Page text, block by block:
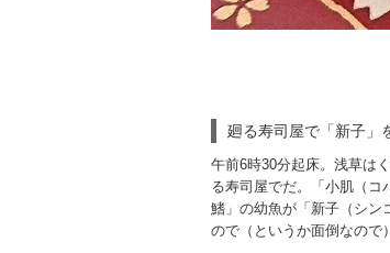
廻る寿司屋で「新子」
午前6時30分起床。浅草は
る寿司屋でだ。「小肌（コ
鰭」の幼魚が「新子（シン
ので（というか面倒なので